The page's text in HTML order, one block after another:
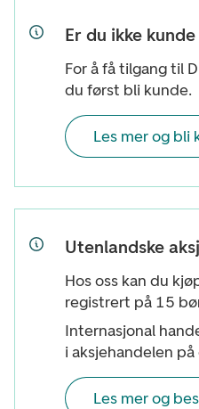
Er du ikke
For å få tilgang til
du først bli kunde.
Les mer og bli
Utenlandske
Hos oss kan du
registrert på 15
Internasjonal
i aksjehandelen
Les mer og